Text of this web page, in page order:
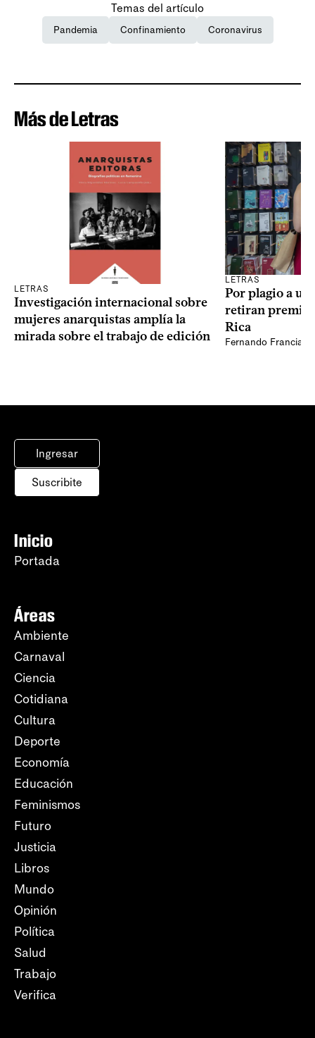
Temas del artículo
Pandemia Confinamiento Coronavirus
Más de Letras
LETRAS
Investigación internacional sobre
mujeres anarquistas amplía la
mirada sobre el trabajo de edición
LETRAS
Por plagio a
retiran premio
Rica
Fernando Francia,
Ingresar
Suscribite
Inicio
Portada
Áreas
Ambiente
Carnaval
Ciencia
Cotidiana
Cultura
Deporte
Economía
Educación
Feminismos
Futuro
Justicia
Libros
Mundo
Opinión
Política
Salud
Trabajo
Verifica